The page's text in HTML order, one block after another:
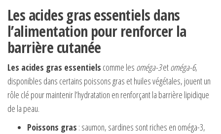
Les acides gras essentiels dans
l’alimentation pour renforcer la
barrière cutanée
Les acides gras essentiels comme les oméga-3etoméga-6,
disponibles dans certains poissons gras et huiles végétales, jouent un
rôle clé pour maintenir l’hydratation en renforçant la barrière lipidique
de la peau.
Poissons gras : saumon, sardines sont riches en oméga-3,